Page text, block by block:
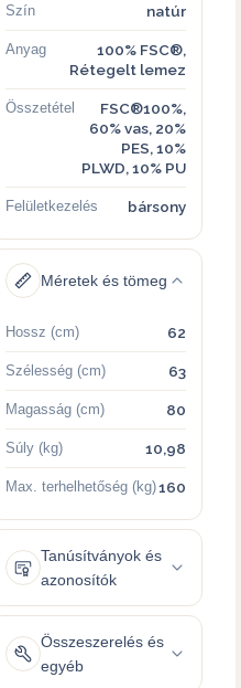
Szín natúr
Anyag
100% FSC®,
Rétegelt lemez
Összetétel
FSC®100%,
60% vas, 20%
PES, 10%
PLWD, 10% PU
Felületkezelés bársony
Méretek és tömeg
Hossz (cm) 62
Szélesség (cm) 63
Magasság (cm) 80
Súly (kg) 10,98
Max. terhelhetőség (kg)160
Tanúsítványok és
azonosítók
Összeszerelés és
egyéb